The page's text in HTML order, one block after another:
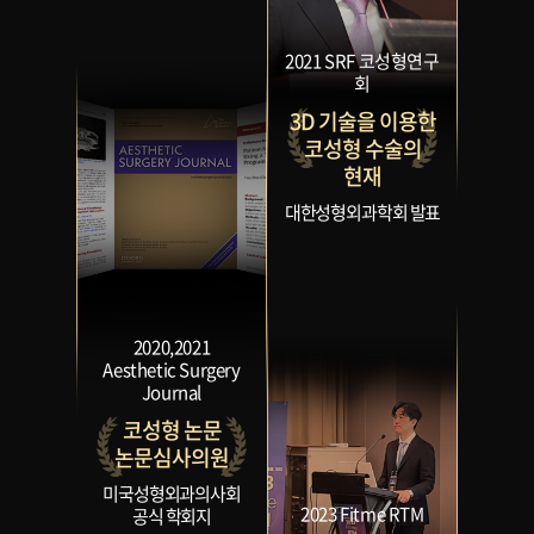
2020,2021
Aesthetic Surgery
Journal
코성형 논문
논문심사의원
미국성형외과의사회
공식 학회지
2021 SRF 코성형연구
회
3D 기술을 이용한
코성형 수술의
현재
대한성형외과학회 발표
2023 Fitme RTM